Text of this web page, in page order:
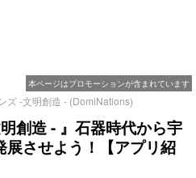
本ページはプロモーションが含まれています
ズ -文明創造 - (DomiNations)
創造 - 』石器時代から宇
させよう！【アプリ紹